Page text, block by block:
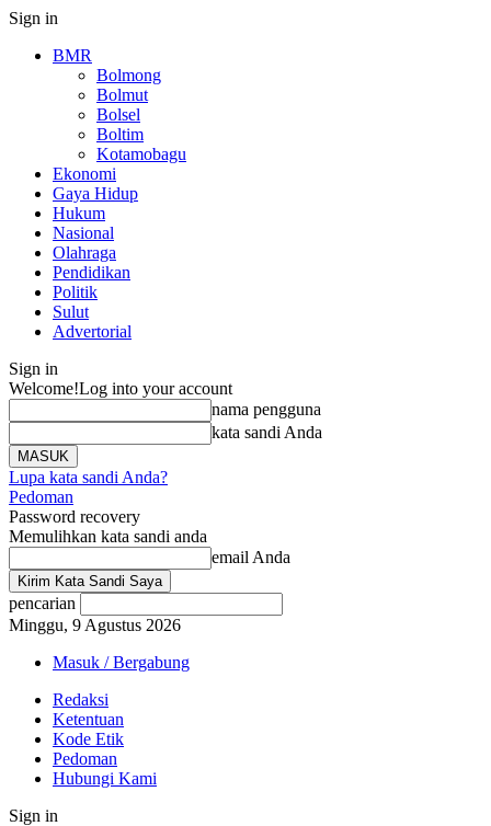
Sign in
BMR
Bolmong
Bolmut
Bolsel
Boltim
Kotamobagu
Ekonomi
Gaya Hidup
Hukum
Nasional
Olahraga
Pendidikan
Politik
Sulut
Advertorial
Sign in
Welcome!Log into your account
nama pengguna
kata sandi Anda
Lupa kata sandi Anda?
Pedoman
Password recovery
Memulihkan kata sandi anda
email Anda
pencarian
Minggu, 9 Agustus 2026
Masuk / Bergabung
Redaksi
Ketentuan
Kode Etik
Pedoman
Hubungi Kami
Sign in